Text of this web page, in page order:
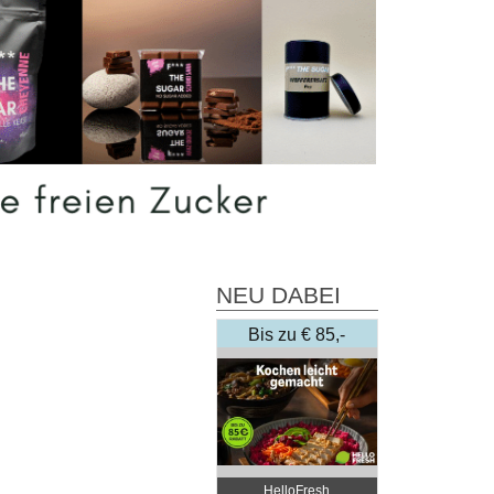
NEU DABEI
Bis zu € 85,-
Rabatt
HelloFresh